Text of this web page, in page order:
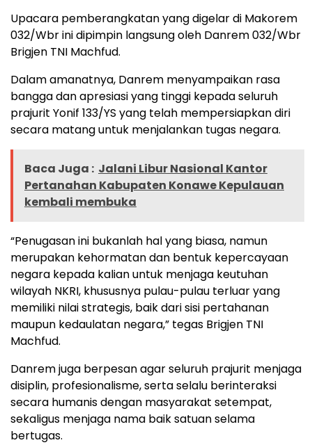
Upacara pemberangkatan yang digelar di Makorem
032/Wbr ini dipimpin langsung oleh Danrem 032/Wbr
Brigjen TNI Machfud.
Dalam amanatnya, Danrem menyampaikan rasa
bangga dan apresiasi yang tinggi kepada seluruh
prajurit Yonif 133/YS yang telah mempersiapkan diri
secara matang untuk menjalankan tugas negara.
Baca Juga : Jalani Libur Nasional Kantor
Pertanahan Kabupaten Konawe Kepulauan
kembali membuka
“Penugasan ini bukanlah hal yang biasa, namun
merupakan kehormatan dan bentuk kepercayaan
negara kepada kalian untuk menjaga keutuhan
wilayah NKRI, khususnya pulau-pulau terluar yang
memiliki nilai strategis, baik dari sisi pertahanan
maupun kedaulatan negara,” tegas Brigjen TNI
Machfud.
Danrem juga berpesan agar seluruh prajurit menjaga
disiplin, profesionalisme, serta selalu berinteraksi
secara humanis dengan masyarakat setempat,
sekaligus menjaga nama baik satuan selama
bertugas.